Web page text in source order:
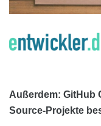
Außerdem: GitHub
Source-Projekte